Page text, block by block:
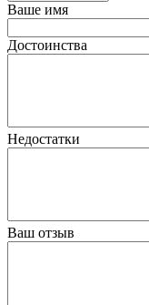
Ваше имя
Достоинства
Недостатки
Ваш отзыв